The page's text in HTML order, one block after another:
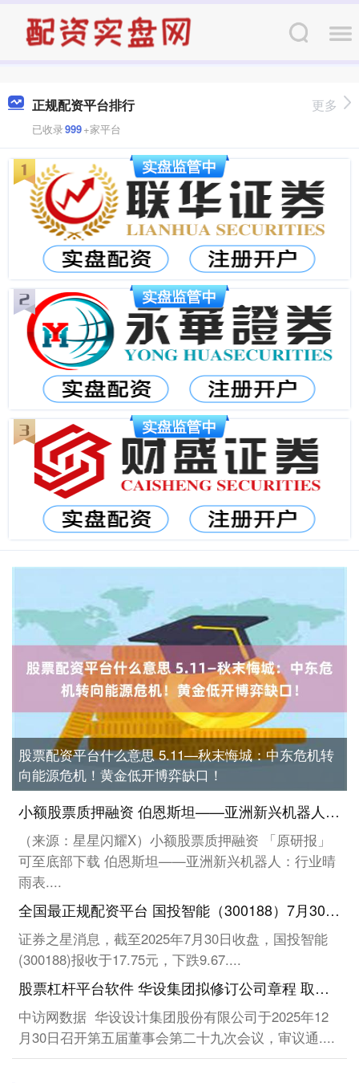
正规配资平台排行
已收录999+家平台
更多
股票配资平台什么意思 5.11—秋末悔城：中东危机转
向能源危机！黄金低开博弈缺口！
小额股票质押融资 伯恩斯坦——亚洲新兴机器人：行业晴雨表（2026年4月/5月）（附下载）
（来源：星星闪耀X）小额股票质押融资 「原研报」
可至底部下载 伯恩斯坦——亚洲新兴机器人：行业晴
雨表....
全国最正规配资平台 国投智能（300188）7月30日主力资金净卖出1.64亿元
证券之星消息，截至2025年7月30日收盘，国投智能
(300188)报收于17.75元，下跌9.67....
股票杠杆平台软件 华设集团拟修订公司章程 取消监事会并更新股本数据
中访网数据 华设设计集团股份有限公司于2025年12
月30日召开第五届董事会第二十九次会议，审议通....